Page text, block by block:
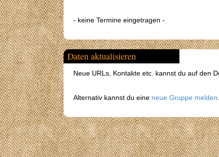
- keine Termine eingetragen -
Daten aktualisieren
Neue URLs, Kontakte etc. kannst du auf den
Alternativ kannst du eine neue Gruppe melden